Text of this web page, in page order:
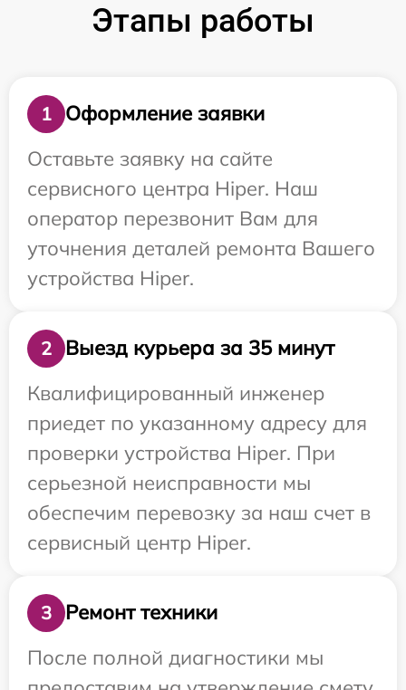
Этапы работы
1
Оформление заявки
Оставьте заявку на сайте
сервисного центра Hiper. Наш
оператор перезвонит Вам для
уточнения деталей ремонта Вашего
устройства Hiper.
2
Выезд курьера за 35 минут
Квалифицированный инженер
приедет по указанному адресу для
проверки устройства Hiper. При
серьезной неисправности мы
обеспечим перевозку за наш счет в
сервисный центр Hiper.
3
Ремонт техники
После полной диагностики мы